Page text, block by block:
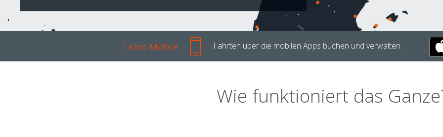
Talixo Mobile Fahrten über die mobilen Apps buchen und verwalten.
Wie funktioniert das